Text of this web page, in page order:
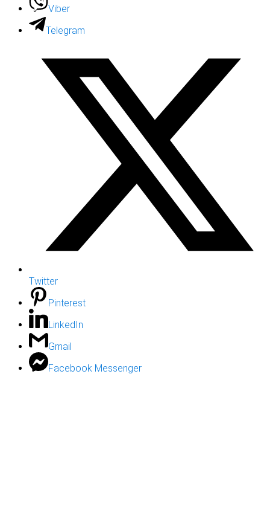
Viber
Telegram
Twitter
Pinterest
LinkedIn
Gmail
Facebook Messenger